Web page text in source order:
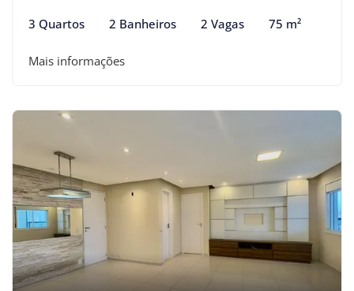
3 Quartos 2 Banheiros 2 Vagas 75 m²
Mais informações